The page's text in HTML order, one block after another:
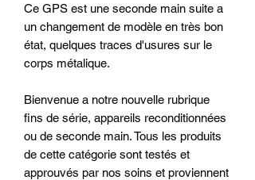
Ce GPS est une seconde main suite a
un changement de modèle en très bon
état, quelques traces d'usures sur le
corps métalique.
Bienvenue a notre nouvelle rubrique
fins de série, appareils reconditionnées
ou de seconde main. Tous les produits
de cette catégorie sont testés et
approuvés par nos soins et proviennent